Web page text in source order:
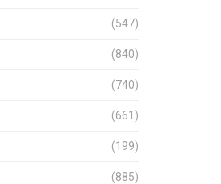
(547)
(840)
(740)
(661)
(199)
(885)